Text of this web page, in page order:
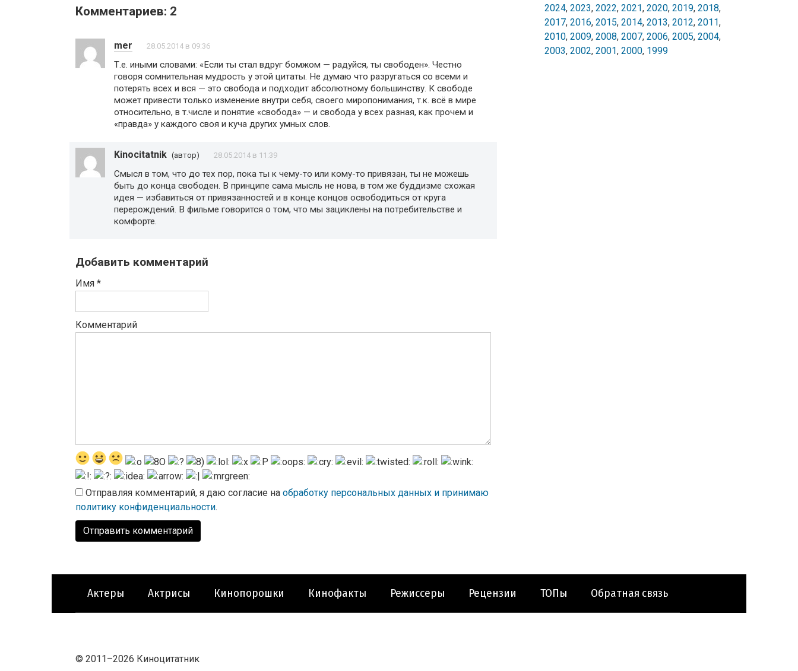
Комментариев: 2
mer 28.05.2014 в 09:36
Т.е. иными словами: «Если ты стал вдруг бомжом — радуйся, ты свободен». Честно
говоря сомнительная мудрость у этой цитаты. Не думаю что разругаться со всеми и
потерять всех и вся — это свобода и подходит абсолютному большинству. К свободе
может привести только изменение внутри себя, своего миропонимания, т.к. всё в мире
относительно, в т.числе и понятие «свобода» — и свобода у всех разная, как прочем и
«правда» у каждого своя и куча других умных слов.
Kinocitatnik (автор) 28.05.2014 в 11:39
Смысл в том, что до тех пор, пока ты к чему-то или кому-то привязан, ты не можешь
быть до конца свободен. В принципе сама мысль не нова, в том же буддизме схожая
идея — избавиться от привязанностей и в конце концов освободиться от круга
перерождений. В фильме говорится о том, что мы зациклены на потребительстве и
комфорте.
Добавить комментарий
Имя *
Комментарий
Отправляя комментарий, я даю согласие на обработку персональных данных и принимаю
политику конфиденциальности.
2024, 2023, 2022, 2021, 2020, 2019, 2018,
2017, 2016, 2015, 2014, 2013, 2012, 2011,
2010, 2009, 2008, 2007, 2006, 2005, 2004,
2003, 2002, 2001, 2000, 1999
Актеры Актрисы Кинопорошки Кинофакты Режиссеры Рецензии ТОПы Обратная связь
© 2011–2026 Киноцитатник